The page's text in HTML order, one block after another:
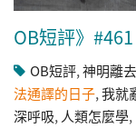
OB短評》
OB短評,神明離
法通譯的日子,我就
深呼吸,人類怎麼學,